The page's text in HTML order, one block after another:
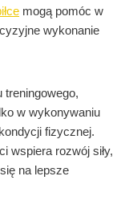
mogą pomóc w
wykonanie
treningowego,
w wykonywaniu
fizycznej.
wspiera rozwój siły,
na lepsze